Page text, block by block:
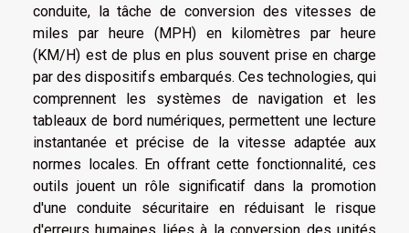
conduite, la tâche de conversion des vitesses de
miles par heure (MPH) en kilomètres par heure
(KM/H) est de plus en plus souvent prise en charge
par des dispositifs embarqués. Ces technologies, qui
comprennent les systèmes de navigation et les
tableaux de bord numériques, permettent une lecture
instantanée et précise de la vitesse adaptée aux
normes locales. En offrant cette fonctionnalité, ces
outils jouent un rôle significatif dans la promotion
d'une conduite sécuritaire en réduisant le risque